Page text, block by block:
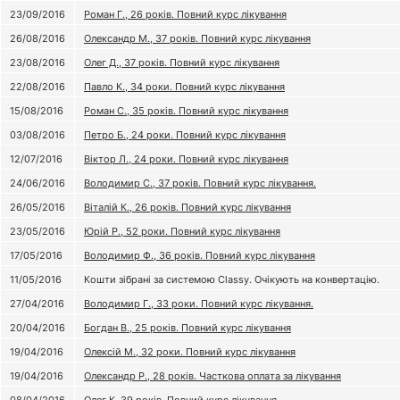
23/09/2016
Роман Г., 26 років. Повний курс лікування
26/08/2016
Олександр М., 37 років. Повний курс лікування
23/08/2016
Олег Д., 37 років. Повний курс лікування
22/08/2016
Павло К., 34 роки. Повний курс лікування
15/08/2016
Роман С., 35 років. Повний курс лікування
03/08/2016
Петро Б., 24 роки. Повний курс лікування
12/07/2016
Віктор Л., 24 роки. Повний курс лікування
24/06/2016
Володимир С., 37 років. Повний курс лікування.
26/05/2016
Віталій К., 26 років. Повний курс лікування
23/05/2016
Юрій Р., 52 роки. Повний курс лікування
17/05/2016
Володимир Ф., 36 років. Повний курс лікування
11/05/2016
Кошти зібрані за системою Classy. Очікують на конвертацію.
27/04/2016
Володимир Г., 33 роки. Повний курс лікування.
20/04/2016
Богдан В., 25 років. Повний курс лікування
19/04/2016
Олексій М., 32 роки. Повний курс лікування
19/04/2016
Олександр Р., 28 років. Часткова оплата за лікування